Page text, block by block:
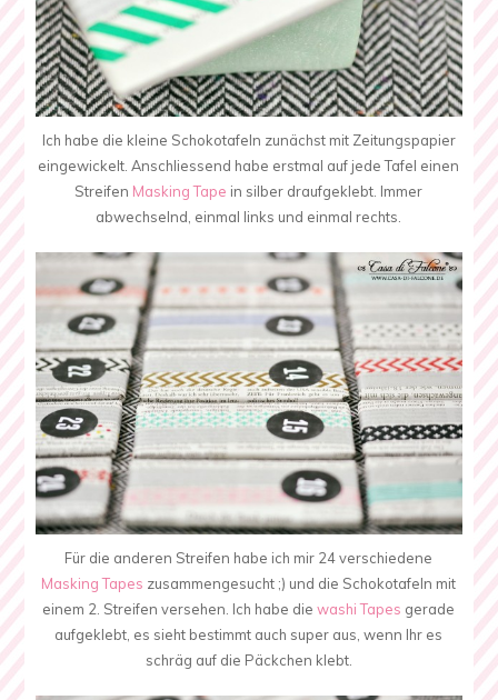
Ich habe die kleine Schokotafeln zunächst mit Zeitungspapier
eingewickelt. Anschliessend habe erstmal auf jede Tafel einen
Streifen Masking Tape in silber draufgeklebt. Immer
abwechselnd, einmal links und einmal rechts.
Für die anderen Streifen habe ich mir 24 verschiedene
Masking Tapes zusammengesucht ;) und die Schokotafeln mit
einem 2. Streifen versehen. Ich habe diewashi Tapes gerade
aufgeklebt, es sieht bestimmt auch super aus, wenn Ihr es
schräg auf die Päckchen klebt.